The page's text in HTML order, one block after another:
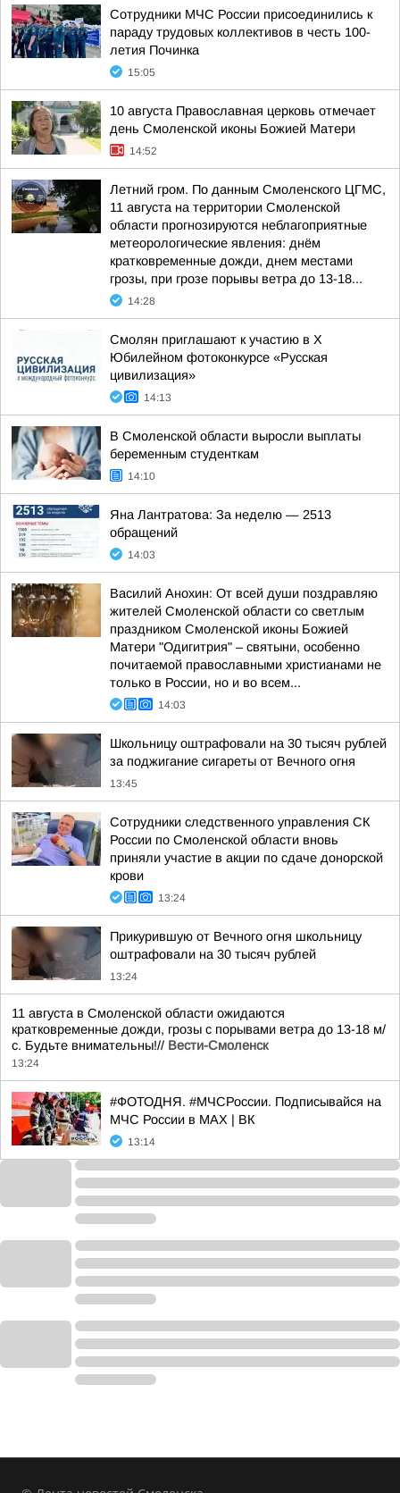
Сотрудники МЧС России присоединились к
параду трудовых коллективов в честь 100-
летия Починка
15:05
10 августа Православная церковь отмечает
день Смоленской иконы Божией Матери
14:52
Летний гром. По данным Смоленского ЦГМС,
11 августа на территории Смоленской
области прогнозируются неблагоприятные
метеорологические явления: днём
кратковременные дожди, днем местами
грозы, при грозе порывы ветра до 13-18...
14:28
Смолян приглашают к участию в X
Юбилейном фотоконкурсе «Русская
цивилизация»
14:13
В Смоленской области выросли выплаты
беременным студенткам
14:10
Яна Лантратова: За неделю — 2513
обращений
14:03
Василий Анохин: От всей души поздравляю
жителей Смоленской области со светлым
праздником Смоленской иконы Божией
Матери "Одигитрия" – святыни, особенно
почитаемой православными христианами не
только в России, но и во всем...
14:03
Школьницу оштрафовали на 30 тысяч рублей
за поджигание сигареты от Вечного огня
13:45
Сотрудники следственного управления СК
России по Смоленской области вновь
приняли участие в акции по сдаче донорской
крови
13:24
Прикурившую от Вечного огня школьницу
оштрафовали на 30 тысяч рублей
13:24
11 августа в Смоленской области ожидаются
кратковременные дожди, грозы с порывами ветра до 13-18 м/
с. Будьте внимательны!// Вести-Смоленск
13:24
#ФОТОДНЯ. #МЧСРоссии. Подписывайся на
МЧС России в MAX | ВК
13:14